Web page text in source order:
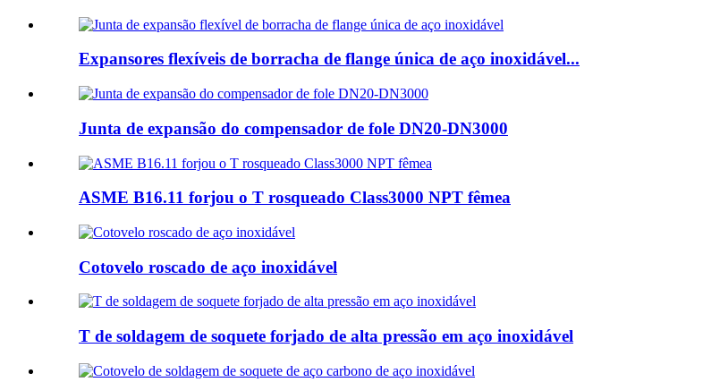
Expansores flexíveis de borracha de flange única de aço inoxidável...
Junta de expansão do compensador de fole DN20-DN3000
ASME B16.11 forjou o T rosqueado Class3000 NPT fêmea
Cotovelo roscado de aço inoxidável
T de soldagem de soquete forjado de alta pressão em aço inoxidável